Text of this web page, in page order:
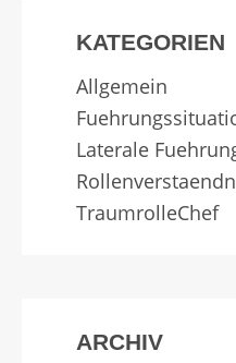
KATEGORIEN
Allgemein
Laterale
TraumrolleChef
ARCHIV